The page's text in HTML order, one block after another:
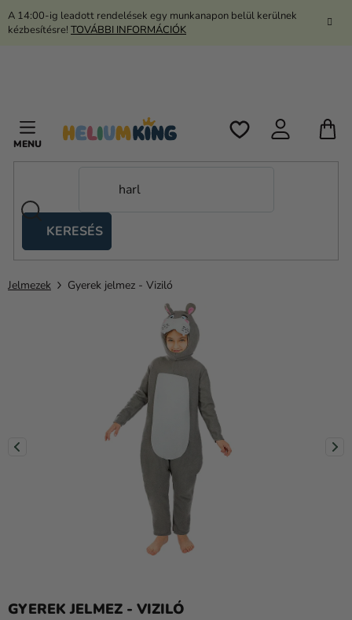
Ugrás
A 14:00-ig leadott rendelések egy munkanapon belül kerülnek
kézbesítésre! TOVÁBBI INFORMÁCIÓK
KERESÉS
sátrak
Kanekalon
Jelmezek Gyerek jelmez - Viziló
GYEREK JELMEZ - VIZILÓ